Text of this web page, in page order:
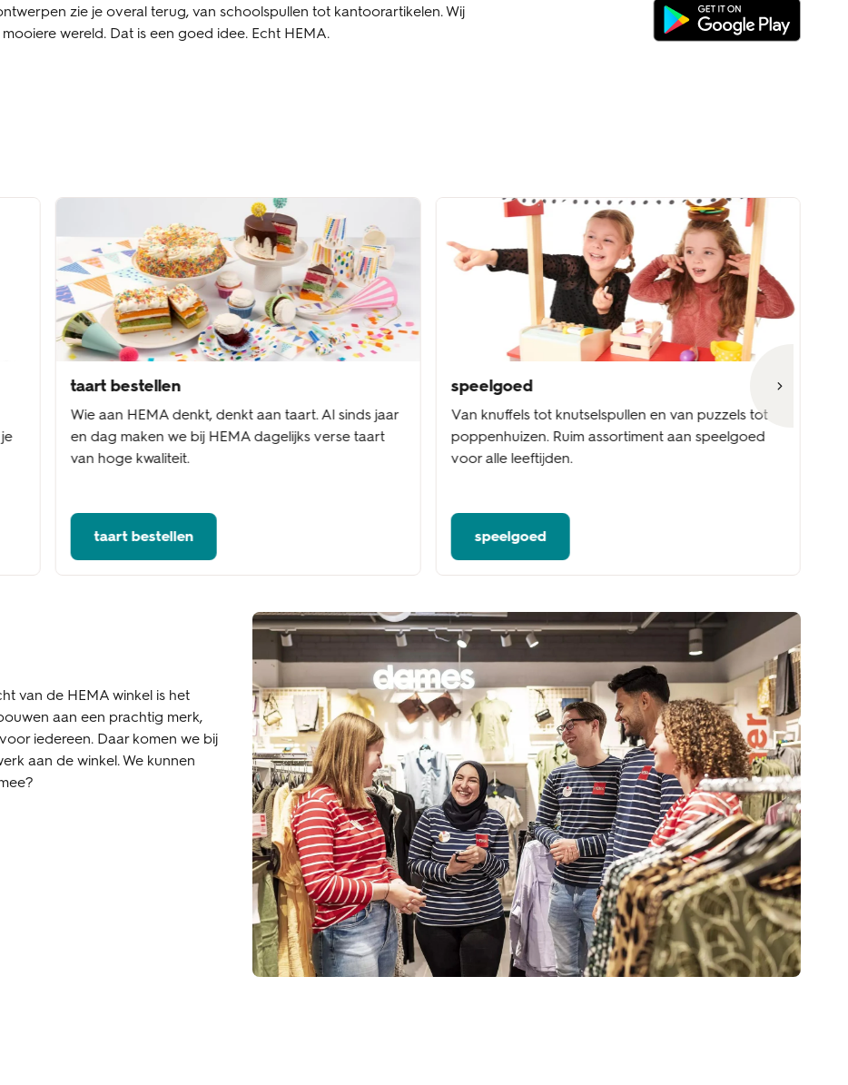
zie je overal terug, van schoolspullen tot kantoorartikelen. Wij
wereld. Dat is een goed idee. Echt HEMA.
taart bestellen
Wie aan HEMA denkt, denkt aan taart. Al sinds jaar
en dag maken we bij HEMA dagelijks verse taart
van hoge kwaliteit.
taart bestellen
speelgoed
Van knuffels tot knutselspullen en van puzzels tot
poppenhuizen. Ruim assortiment aan speelgoed
voor alle leeftijden.
speelgoed
van de HEMA winkel is het
aan een prachtig merk,
iedereen. Daar komen we bij
aan de winkel. We kunnen